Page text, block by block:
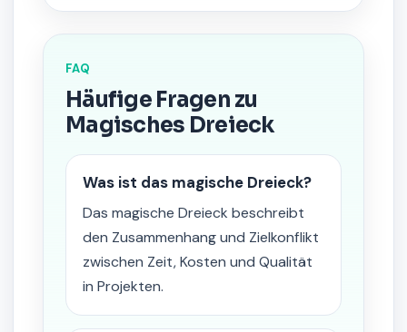
FAQ
Häufige Fragen zu
Magisches Dreieck
Was ist das magische Dreieck?
Das magische Dreieck beschreibt
den Zusammenhang und Zielkonflikt
zwischen Zeit, Kosten und Qualität
in Projekten.